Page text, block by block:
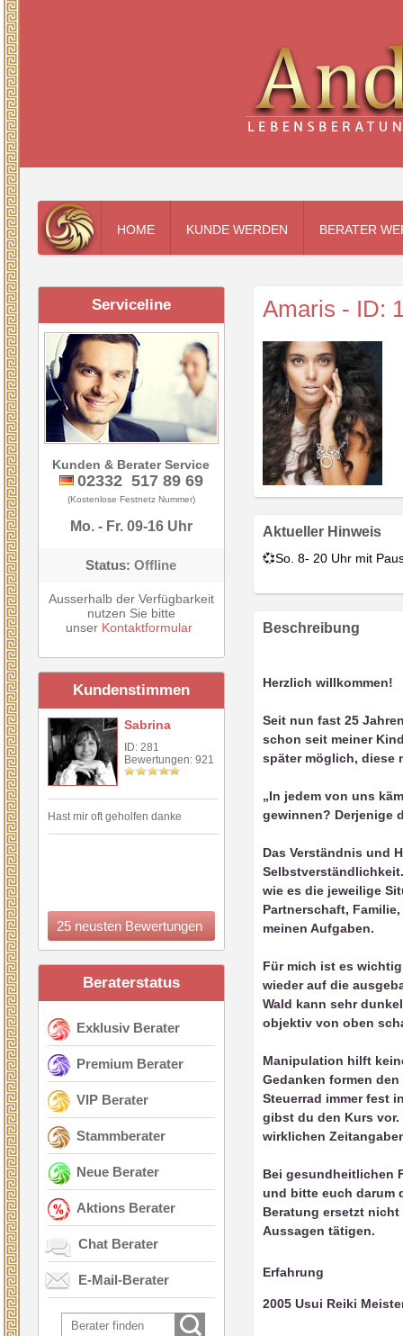
HOME KUNDE WERDEN BERATER
Serviceline
Kunden & Berater Service
02332 517 89 69
(Kostenlose Festnetz Nummer)
Mo. - Fr. 09-16 Uhr
Status:Offline
Ausserhalb der Verfügbarkeit
nutzen Sie bitte
unser Kontaktformular
Kundenstimmen
Sabrina
ID: 281
Bewertungen: 921
Hast mir oft geholfen danke
25 neusten Bewertungen
Beraterstatus
Exklusiv Berater
Premium Berater
VIP Berater
Stammberater
Neue Berater
Aktions Berater
Chat Berater
E-Mail-Berater
Amaris - ID:
Aktueller Hinweis
💞So. 8- 20 Uhr mit
Beschreibung
Herzlich willkommen!
Seit nun fast 25
schon seit meiner
später möglich, diese
„In jedem von uns
gewinnen? Derjenige
Das Verständnis und
wie es die jeweilige
Partnerschaft,
meinen Aufgaben.
Für mich ist es
wieder auf die
Wald kann sehr
objektiv von oben
Manipulation hilft
Gedanken formen
Steuerrad immer fest
gibst du den Kurs
wirklichen
Bei gesundheitlichen
und bitte euch darum
Beratung ersetzt nicht
Aussagen tätigen.
Erfahrung
2005 Usui Reiki